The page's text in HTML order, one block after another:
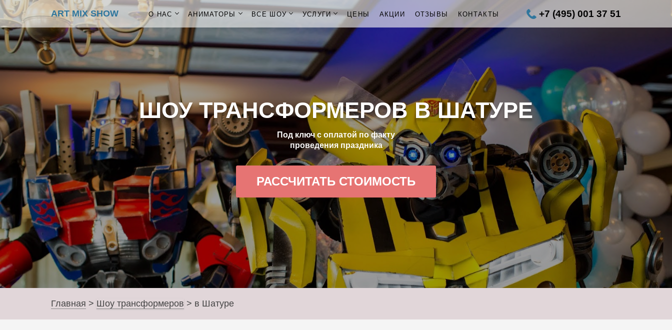
ART MIX SHOW О НАС АНИМАТОРЫ ВСЕ ШОУ УСЛУГИ ЦЕНЫ АКЦИИ ОТЗЫВЫ КОНТАКТЫ +7 (495) 001 37 51
ШОУ ТРАНСФОРМЕРОВ В ШАТУРЕ
Под ключ с оплатой по факту
проведения праздника
РАССЧИТАТЬ СТОИМОСТЬ
Главная > Шоу трансформеров > в Шатуре